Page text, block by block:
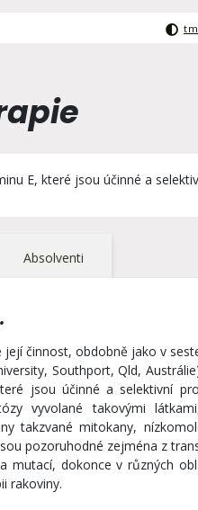
E, které jsou účinné a
Absolventi
činnost, obdobně jako v
Southport, Qld,
jsou účinné a selektivní
vyvolané takovými
takzvané mitokany,
pozoruhodné zejména z
mutací, dokonce v různých
rakoviny.